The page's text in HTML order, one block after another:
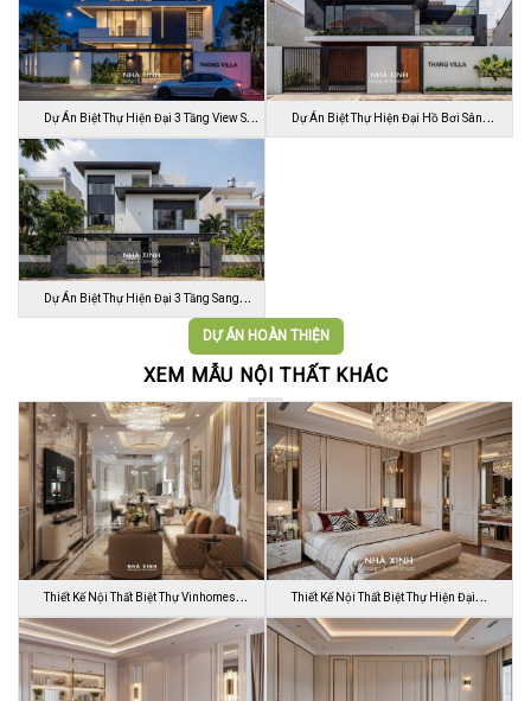
Dự Án Biệt Thự Hiện Đại 3 Tầng View Sân
…
Dự Án Biệt Thự Hiện Đại Hồ Bơi Sân
Dự Án Biệt Thự Hiện Đại 3 Tầng Sang
DỰ ÁN HOÀN THIỆN
XEM MẪU NỘI THẤT KHÁC
Thiết Kế Nội Thất Biệt Thự Vinhomes
Gran…
Thiết Kế Nội Thất Biệt Thự Hiện Đại
Sang…